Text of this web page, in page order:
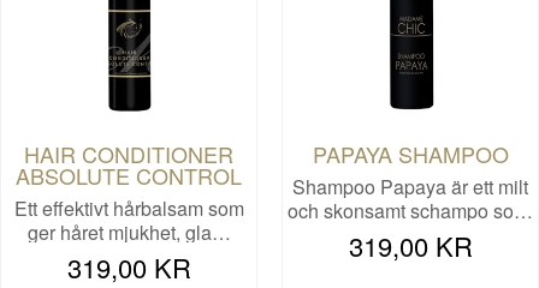
HAIR CONDITIONER
ABSOLUTE CONTROL
Ett effektivt hårbalsam som
ger håret mjukhet, gla…
319,00 KR
PAPAYA SHAMPOO
Shampoo Papaya är ett milt
och skonsamt schampo so…
319,00 KR